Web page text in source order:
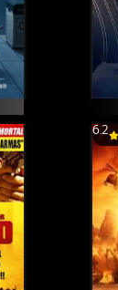
6.2